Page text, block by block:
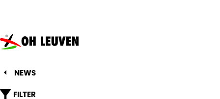
Oud-
Heverlee
Leuven
NEWS
FILTER